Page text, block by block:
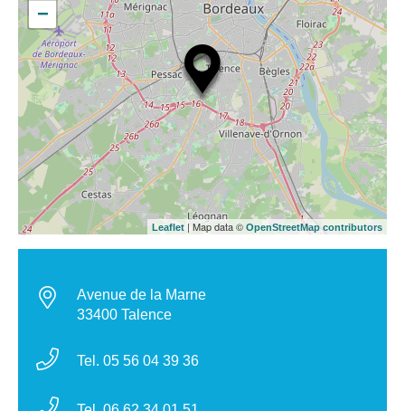
−
Leaflet | Map data © OpenStreetMap contributors
Avenue de la Marne
33400 Talence
Tel. 05 56 04 39 36